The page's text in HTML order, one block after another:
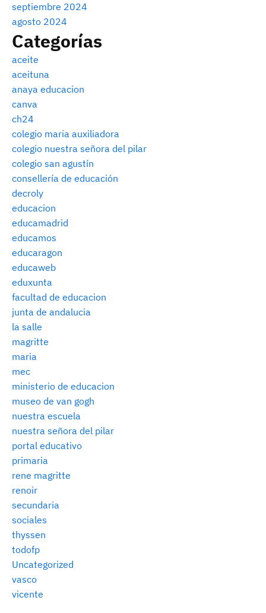
septiembre 2024
agosto 2024
Categorías
aceite
aceituna
anaya educacion
canva
ch24
colegio maria auxiliadora
colegio nuestra señora del pilar
colegio san agustín
consellería de educación
decroly
educacion
educamadrid
educamos
educaragon
educaweb
eduxunta
facultad de educacion
junta de andalucia
la salle
magritte
maria
mec
ministerio de educacion
museo de van gogh
nuestra escuela
nuestra señora del pilar
portal educativo
primaria
rene magritte
renoir
secundaria
sociales
thyssen
todofp
Uncategorized
vasco
vicente